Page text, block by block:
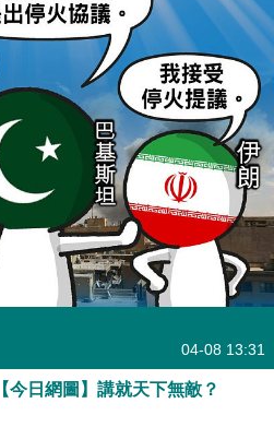
04-08 13:31
【今日網圖】講就天下無敵？